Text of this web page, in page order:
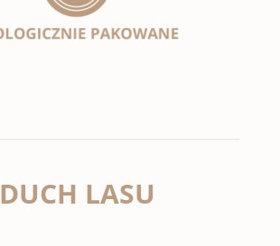
DUCH LASU